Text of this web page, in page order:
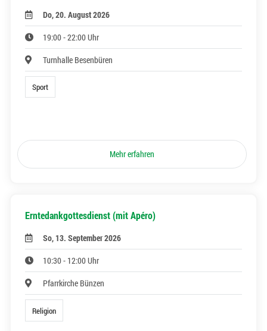
Do, 20. August 2026
19:00 - 22:00 Uhr
Turnhalle Besenbüren
Sport
Mehr erfahren
Erntedankgottesdienst (mit Apéro)
So, 13. September 2026
10:30 - 12:00 Uhr
Pfarrkirche Bünzen
Religion